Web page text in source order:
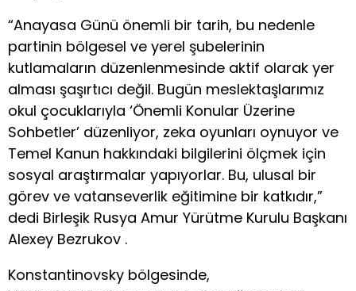
“Anayasa Günü önemli bir tarih, bu nedenle
partinin bölgesel ve yerel şubelerinin
kutlamaların düzenlenmesinde aktif olarak yer
alması şaşırtıcı değil. Bugün meslektaşlarımız
okul çocuklarıyla ‘Önemli Konular Üzerine
Sohbetler’ düzenliyor, zeka oyunları oynuyor ve
Temel Kanun hakkındaki bilgilerini ölçmek için
sosyal araştırmalar yapıyorlar. Bu, ulusal bir
görev ve vatanseverlik eğitimine bir katkıdır,”
dedi Birleşik Rusya Amur Yürütme Kurulu Başkanı
Alexey Bezrukov .
Konstantinovsky bölgesinde,